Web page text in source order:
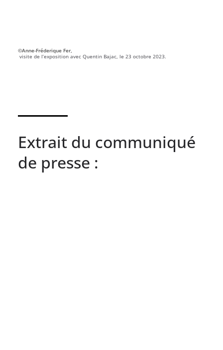
©Anne-Fréderique Fer,
visite de l’exposition avec Quentin Bajac, le 23 octobre 2023.
Extrait du communiqué
de presse :